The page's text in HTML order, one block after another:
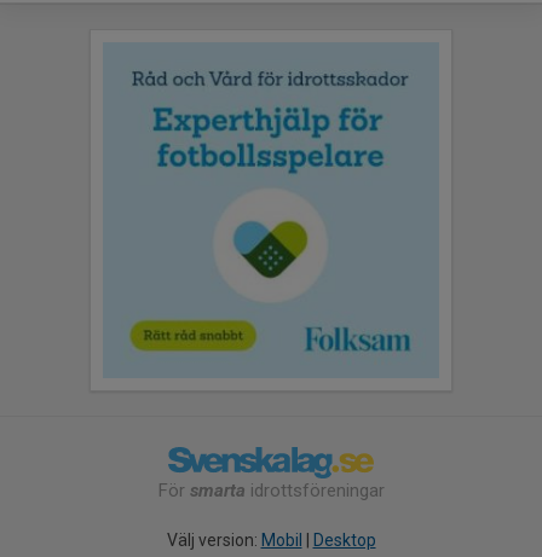
För smarta idrottsföreningar
Välj version: Mobil | Desktop